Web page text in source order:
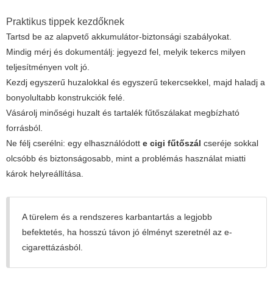
Praktikus tippek kezdőknek
Tartsd be az alapvető akkumulátor-biztonsági szabályokat.
Mindig mérj és dokumentálj: jegyezd fel, melyik tekercs milyen
teljesítményen volt jó.
Kezdj egyszerű huzalokkal és egyszerű tekercsekkel, majd haladj a
bonyolultabb konstrukciók felé.
Vásárolj minőségi huzalt és tartalék fűtőszálakat megbízható
forrásból.
Ne félj cserélni: egy elhasználódott e cigi fűtőszál cseréje sokkal
olcsóbb és biztonságosabb, mint a problémás használat miatti
károk helyreállítása.
A türelem és a rendszeres karbantartás a legjobb
befektetés, ha hosszú távon jó élményt szeretnél az e-
cigarettázásból.